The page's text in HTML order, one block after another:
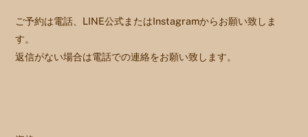
ご予約は電話、LINE公式またはInstagramからお願い致しま
す。
返信がない場合は電話での連絡をお願い致します。